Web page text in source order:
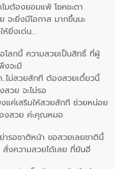
มต้องยอมแพ้ โชคชะตา
จะยิ่งมีโอกาส มากขึ้นนะ
ห้ยิ่งเด่น…
โลกนี้ ความสวยเป็นสิทธิ์ ที่ผู้
จะมี
..ไม่สวยสักที ต้องสวยเดี๋ยวนี้
วย จะไม่รอ
แค่เสริมให้สวยสักที ช่วยหน่อย
งสวย ค่ะคุณหมอ
ารอชาติหน้า ขอสวยเลยชาตินี้
สั่งความสวยได้เลย ที่ยันฮี